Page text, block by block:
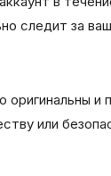
следит за
и
или